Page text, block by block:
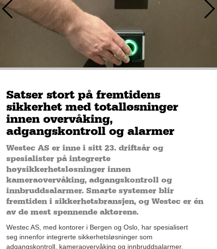
Satser stort på fremtidens
sikkerhet med totalløsninger
innen overvåking,
adgangskontroll og alarmer
Westec AS er inne i sitt 23. driftsår og
spesialister på integrerte
høysikkerhetsløsninger innen
kameraovervåking, adgangskontroll og
innbruddsalarmer. Smarte systemer blir
fremtiden i sikkerhetsbransjen, og Westec er én
av de mest spennende aktørene.
Westec AS, med kontorer i Bergen og Oslo, har spesialisert
seg innenfor integrerte sikkerhetsløsninger som
adgangskontroll, kameraovervåking og innbruddsalarmer.